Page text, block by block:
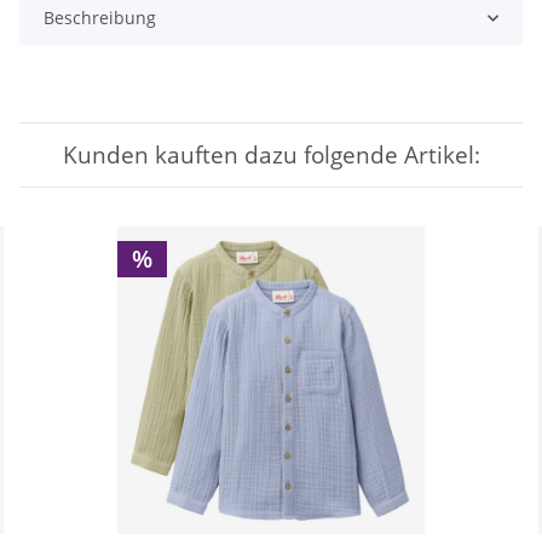
Beschreibung
Kunden kauften dazu folgende Artikel:
%